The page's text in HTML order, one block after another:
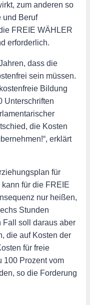
zum anderen so
und Beruf
FREIE WÄHLER
erforderlich.
dass die
sein müssen.
Bildung
Unterschriften
die Kosten
erklärt
für
für die FREIE
nur heißen,
Stunden
Fall soll daraus aber
die auf Kosten der
für freie
100 Prozent vom
so die Forderung